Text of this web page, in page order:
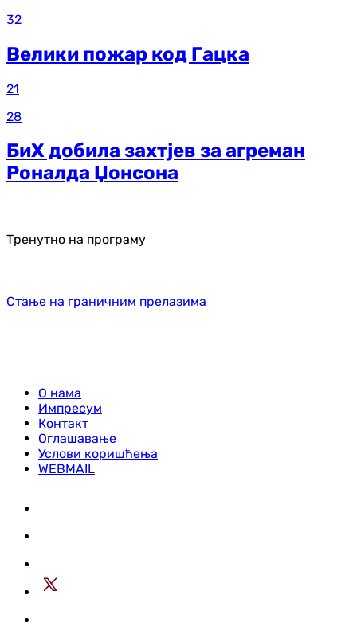
32
Велики пожар код Гацка
21
28
БиХ добила захтјев за агреман
Роналда Џонсона
Тренутно на програму
Стање на граничним прелазима
О нама
Импресум
Контакт
Оглашавање
Услови коришћења
WEBMAIL